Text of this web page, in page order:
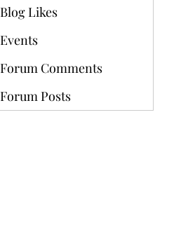
Blog Likes
Events
Forum Comments
Forum Posts